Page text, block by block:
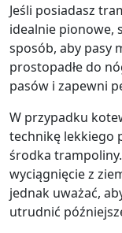
Jeśli posiadasz
idealnie pionowe,
sposób, aby pasy
prostopadłe do
pasów i zapewni
W przypadku
technikę lekkiego
środka
wyciągnięcie z
jednak uważać,
utrudnić